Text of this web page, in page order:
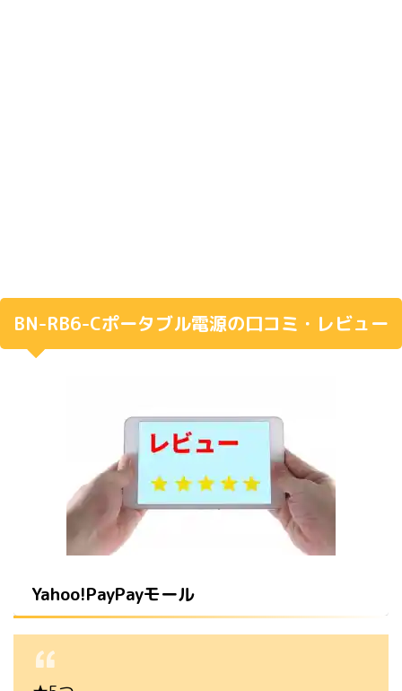
BN-RB6-Cポータブル電源の口コミ・レビュー
Yahoo!PayPayモール